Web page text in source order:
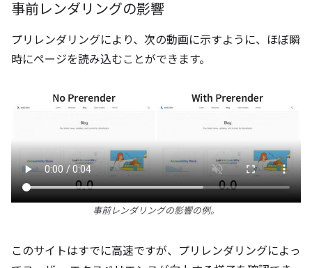
事前レンダリングの影響
プリレンダリングにより、次の動画に示すように、ほぼ瞬
時にページを読み込むことができます。
事前レンダリングの影響の例。
このサイトはすでに高速ですが、プリレンダリングによっ